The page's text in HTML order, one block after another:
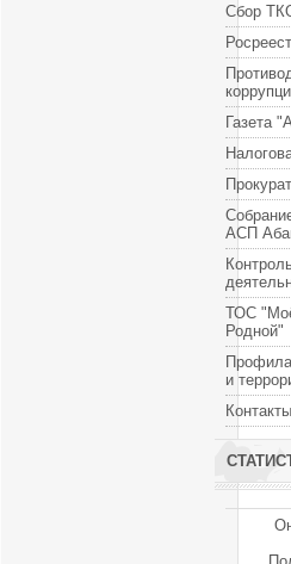
Сбор
Газета
АСП
ТОС
Родной"
и
Контакты